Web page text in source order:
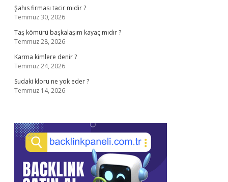
Şahıs firması tacir midir ?
Temmuz 30, 2026
Taş kömürü başkalaşım kayaç mıdır ?
Temmuz 28, 2026
Karma kimlere denir ?
Temmuz 24, 2026
Sudaki kloru ne yok eder ?
Temmuz 14, 2026